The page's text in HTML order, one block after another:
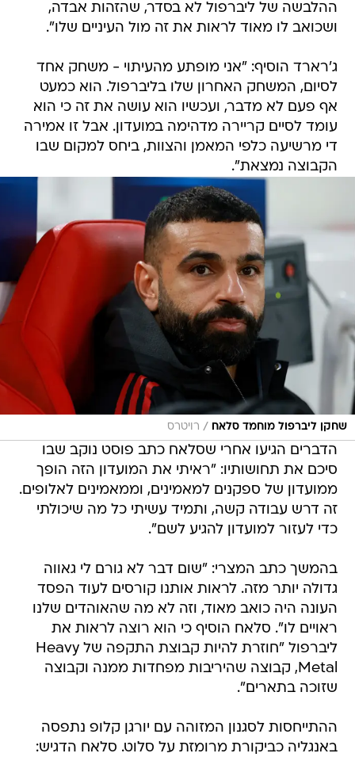
ההלבשה של ליברפול לא בסדר, שהזהות אבדה,
ושכואב לו מאוד לראות את זה מול העיניים שלו".
ג'רארד הוסיף: "אני מופתע מהעיתוי - משחק אחד
לסיום, המשחק האחרון שלו בליברפול. הוא כמעט
אף פעם לא מדבר, ועכשיו הוא עושה את זה כי הוא
עומד לסיים קריירה מדהימה במועדון. אבל זו אמירה
די מרשיעה כלפי המאמן והצוות, ביחס למקום שבו
הקבוצה נמצאת".
שחקן ליברפול מוחמד סלאח / רויטרס
הדברים הגיעו אחרי שסלאח כתב פוסט נוקב שבו
סיכם את תחושותיו: "ראיתי את המועדון הזה הופך
ממועדון של ספקנים למאמינים, וממאמינים לאלופים.
זה דרש עבודה קשה, ותמיד עשיתי כל מה שיכולתי
כדי לעזור למועדון להגיע לשם".
בהמשך כתב המצרי: "שום דבר לא גורם לי גאווה
גדולה יותר מזה. לראות אותנו קורסים לעוד הפסד
העונה היה כואב מאוד, וזה לא מה שהאוהדים שלנו
ראויים לו". סלאח הוסיף כי הוא רוצה לראות את
ליברפול "חוזרת להיות קבוצת התקפה של Heavy
Metal, קבוצה שהיריבות מפחדות ממנה וקבוצה
שזוכה בתארים".
ההתייחסות לסגנון המזוהה עם יורגן קלופ נתפסה
באנגליה כביקורת מרומזת על סלוט. סלאח הדגיש: